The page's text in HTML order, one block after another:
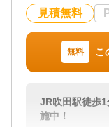
談可 / オンライ
見積無料
無料 こ
JR吹田駅徒歩
施中！